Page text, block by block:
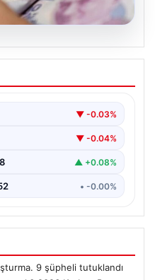
zaman yatacak?
emekli ikramiye
▼ -0.03%
▼ -0.04%
▲ +0.08%
• -0.00%
9 şüpheli tutuklandı